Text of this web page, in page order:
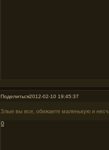
Поделиться2012-02-10 19:45:37
Злые вы все, обижаете маленькую и
0